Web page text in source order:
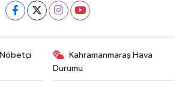
Nöbetçi
Kahramanmaraş Hava
Durumu